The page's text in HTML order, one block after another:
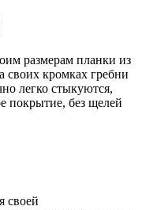
размерам планки из
своих кромках гребни
легко стыкуются,
покрытие, без щелей
своей